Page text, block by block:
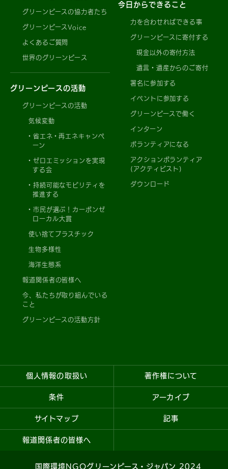
グリーンピースの協力者たち
グリーンピースVoice
よくあるご質問
世界のグリーンピース
グリーンピースの活動
グリーンピースの活動
気候変動
省エネ・再エネキャンペ
ーン
ゼロエミッションを実現
する会
持続可能なモビリティを
推進する
市民が選ぶ！カーボンゼ
ローカル大賞
使い捨てプラスチック
生物多様性
海洋生態系
報道関係者の皆様へ
今、私たちが取り組んでいる
こと
グリーンピースの活動方針
今日からできること
力を合わせればできる事
グリーンピースに寄付する
現金以外の寄付方法
遺言・遺産からのご寄付
署名に参加する
イベントに参加する
グリーンピースで働く
インターン
ボランティアになる
アクションボランティア
(アクティビスト)
ダウンロード
個人情報の取扱い 著作権について
条件 アーカイブ
サイトマップ 記事
報道関係者の皆様へ
国際環境NGOグリーンピース・ジャパン 2024